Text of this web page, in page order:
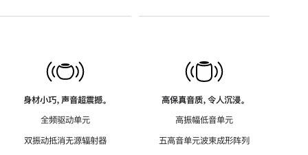
身材小巧，声音超震撼。
全频驱动单元
双振动抵消无源辐射器
高保真音质，令人沉浸。
高振幅低音单元
五高音单元波束成形阵列